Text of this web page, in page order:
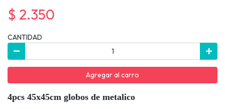
$ 2.350
CANTIDAD
Agregar al carro
4pcs 45x45cm globos de metalico